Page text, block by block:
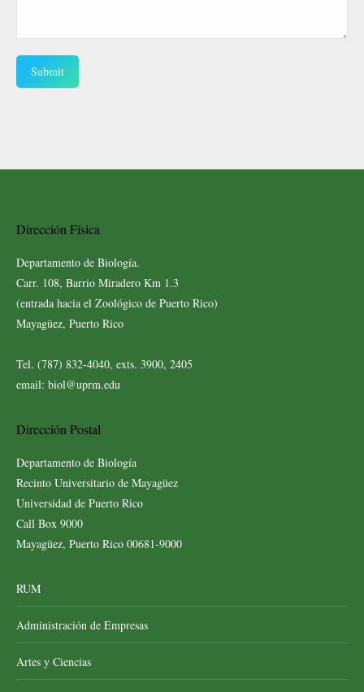
Submit
Dirección Física
Departamento de Biología.
Carr. 108, Barrio Miradero Km 1.3
(entrada hacia el Zoológico de Puerto Rico)
Mayagüez, Puerto Rico
Tel. (787) 832-4040, exts. 3900, 2405
email: biol@uprm.edu
Dirección Postal
Departamento de Biología
Recinto Universitario de Mayagüez
Universidad de Puerto Rico
Call Box 9000
Mayagüez, Puerto Rico 00681-9000
RUM
Administración de Empresas
Artes y Ciencias